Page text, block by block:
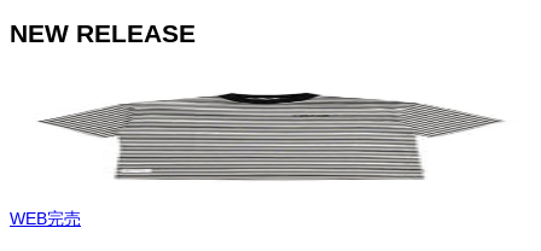
NEW RELEASE
WEB完売